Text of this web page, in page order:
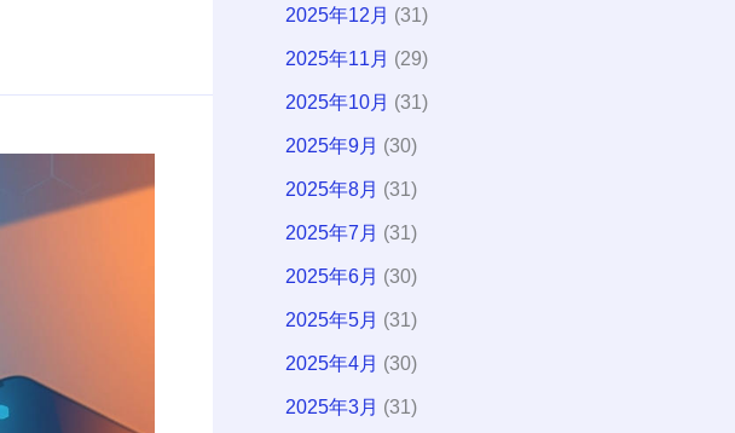
2025年12月 (31)
2025年11月 (29)
2025年10月 (31)
2025年9月 (30)
2025年8月 (31)
2025年7月 (31)
2025年6月 (30)
2025年5月 (31)
2025年4月 (30)
2025年3月 (31)